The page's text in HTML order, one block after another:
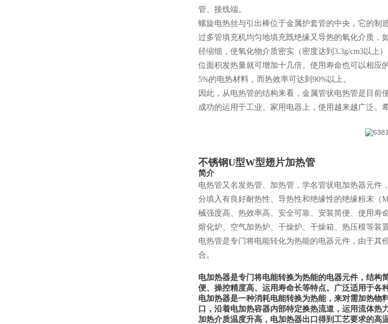
管、接线端。
螺旋电热丝与引出棒位于金属护套管的中央，它的制
过多管填充机均匀地填充既绝缘又导热的氧化介质，
径缩细，使氧化物介质密实（密度达到3.3g/cm3以上
位面积发热量就可增加十几倍。使用寿命也可以相应
5%的电热材料，而热效率可达到90%以上。
因此，从电热管的结构来看，金属管状电热管是目
成功的运用于工业、家用电器上，使用越来越广泛。
不锈钢U型W型翅片加热管
简介
电热管又名发热管、加热管，学名管状电加热器元件
分填入有良好耐热性、导热性和绝缘性的绝缘粉末（
械强度高、热效率高、安全可靠、安装简便、使用寿
熔化炉、空气加热炉、干燥炉、干燥箱、热压模等装置
电热管是专门将电能转化为热能的电器元件，由于其
合。
电加热器是专门将电能转换为热能的电器元件，结
便、操控精度高、运用寿命长等特点。广泛适用于各
电加热器是一种消耗电能转换为热能，来对需加热
口，沿着电加热容器内部特定换热流道，运用流体
加热介质温度升高，电加热器出口得到工艺要求的